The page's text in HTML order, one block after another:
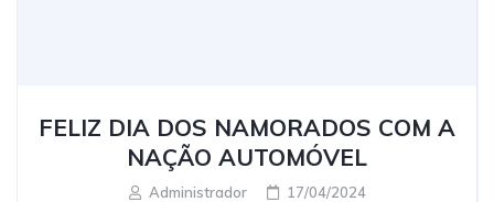
FELIZ DIA DOS NAMORADOS COM A
NAÇÃO AUTOMÓVEL
Administrador 17/04/2024